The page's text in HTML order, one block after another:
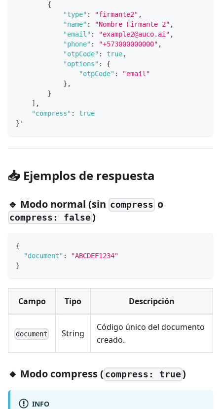
{
"type" : "firmante2" ,
"name" : "Nombre Firmante 2" ,
"email" : "example2@auco.ai" ,
"phone" : "+573000000000" ,
"otpCode" : true,
"options" :
{
"otpCode" :
"email"
} ,
}
] ,
"compress" :
true
} '
📥 Ejemplos de respuesta
🔹 Modo normal (sin compress o
compress: false )
{
"document" :
"ABCDEF1234"
}
Campo Tipo Descripción
document String
Código único del documento
creado.
🔸 Modo compress ( compress: true )
INFO